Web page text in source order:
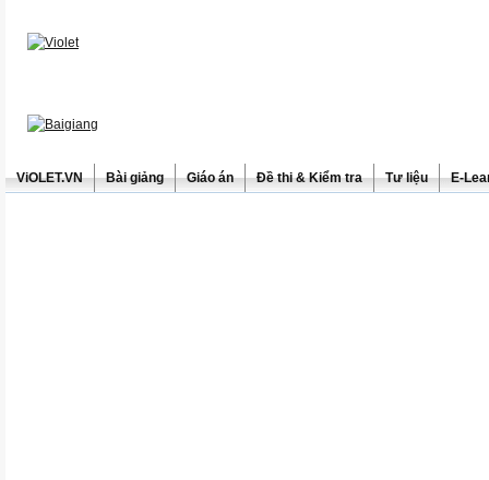
ViOLET.VN Bài giảng Giáo án Đề thi & Kiểm tra Tư liệu E-